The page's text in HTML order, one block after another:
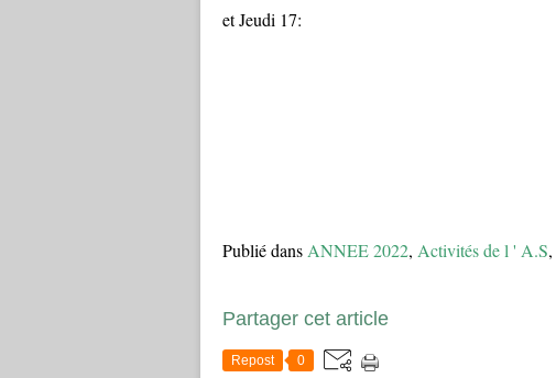
et Jeudi 17:
Publié dans ANNEE 2022, Activités de l ' A.S,
Partager cet article
Repost 0